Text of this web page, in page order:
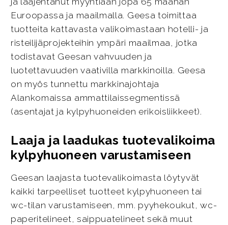
Euroopassa ja maailmalla. Geesa toimittaa
tuotteita kattavasta valikoimastaan hotelli- ja
risteilijäprojekteihin ympäri maailmaa, jotka
todistavat Geesan vahvuuden ja
luotettavuuden vaativilla markkinoilla. Geesa
on myös tunnettu markkinajohtaja
Alankomaissa ammattilaissegmentissä
(asentajat ja kylpyhuoneiden erikoisliikkeet).
Laaja ja laadukas tuotevalikoima
kylpyhuoneen varustamiseen
Geesan laajasta tuotevalikoimasta löytyvät
kaikki tarpeelliset tuotteet kylpyhuoneen tai
wc-tilan varustamiseen, mm. pyyhekoukut, wc-
paperitelineet, saippuatelineet sekä muut